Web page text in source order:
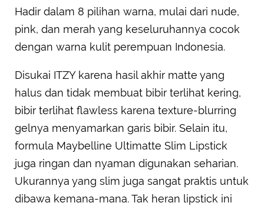
Hadir dalam 8 pilihan warna, mulai dari nude,
pink, dan merah yang keseluruhannya cocok
dengan warna kulit perempuan Indonesia.
Disukai ITZY karena hasil akhir matte yang
halus dan tidak membuat bibir terlihat kering,
bibir terlihat flawless karena texture-blurring
gelnya menyamarkan garis bibir. Selain itu,
formula Maybelline Ultimatte Slim Lipstick
juga ringan dan nyaman digunakan seharian.
Ukurannya yang slim juga sangat praktis untuk
dibawa kemana-mana. Tak heran lipstick ini